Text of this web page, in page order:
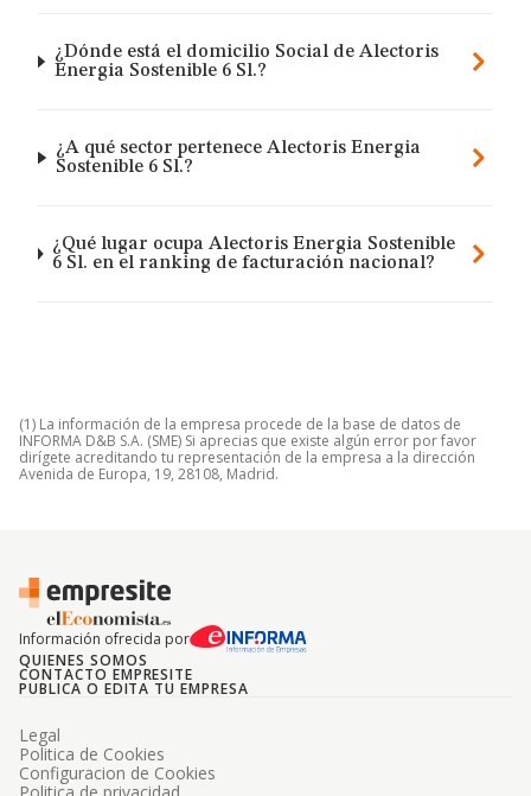
¿Dónde está el domicilio Social de Alectoris
Energia Sostenible 6 Sl.?
¿A qué sector pertenece Alectoris Energia
Sostenible 6 Sl.?
¿Qué lugar ocupa Alectoris Energia Sostenible
6 Sl. en el ranking de facturación nacional?
(1) La información de la empresa procede de la base de datos de
INFORMA D&B S.A. (SME) Si aprecias que existe algún error por favor
dirígete acreditando tu representación de la empresa a la dirección
Avenida de Europa, 19, 28108, Madrid.
Información ofrecida por
QUIENES SOMOS
CONTACTO EMPRESITE
PUBLICA O EDITA TU EMPRESA
Legal
Politica de Cookies
Configuracion de Cookies